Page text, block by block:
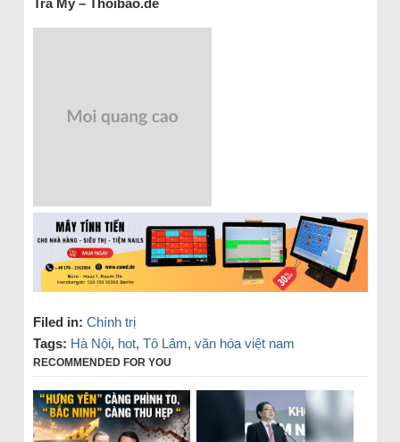
Filed in: Chính trị
Tags: Hà Nội, hot, Tô Lâm, văn hóa việt nam
RECOMMENDED FOR YOU